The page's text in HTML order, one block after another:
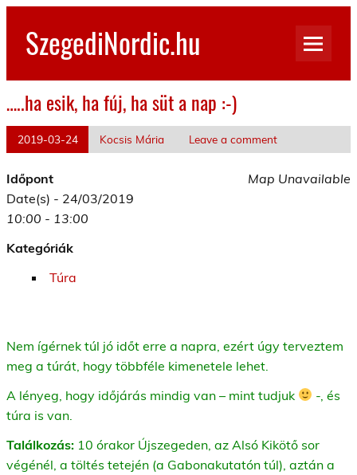
Skip
contentSzegediNordic.hu
…..ha esik, ha fúj, ha süt a nap :-)
2019-03-24 Kocsis Mária Leave a comment
Map Unavailable
Időpont
Date(s) - 24/03/2019
10:00 - 13:00
Kategóriák
Túra
Nem ígérnek túl jó időt erre a napra, ezért úgy terveztem
meg a túrát, hogy többféle kimenetele lehet.
A lényeg, hogy időjárás mindig van – mint tudjuk
-, és
túra is van.
Találkozás: 10 órakor Újszegeden, az Alsó Kikötő sor
végénél, a töltés tetején (a Gabonakutatón túl), aztán a